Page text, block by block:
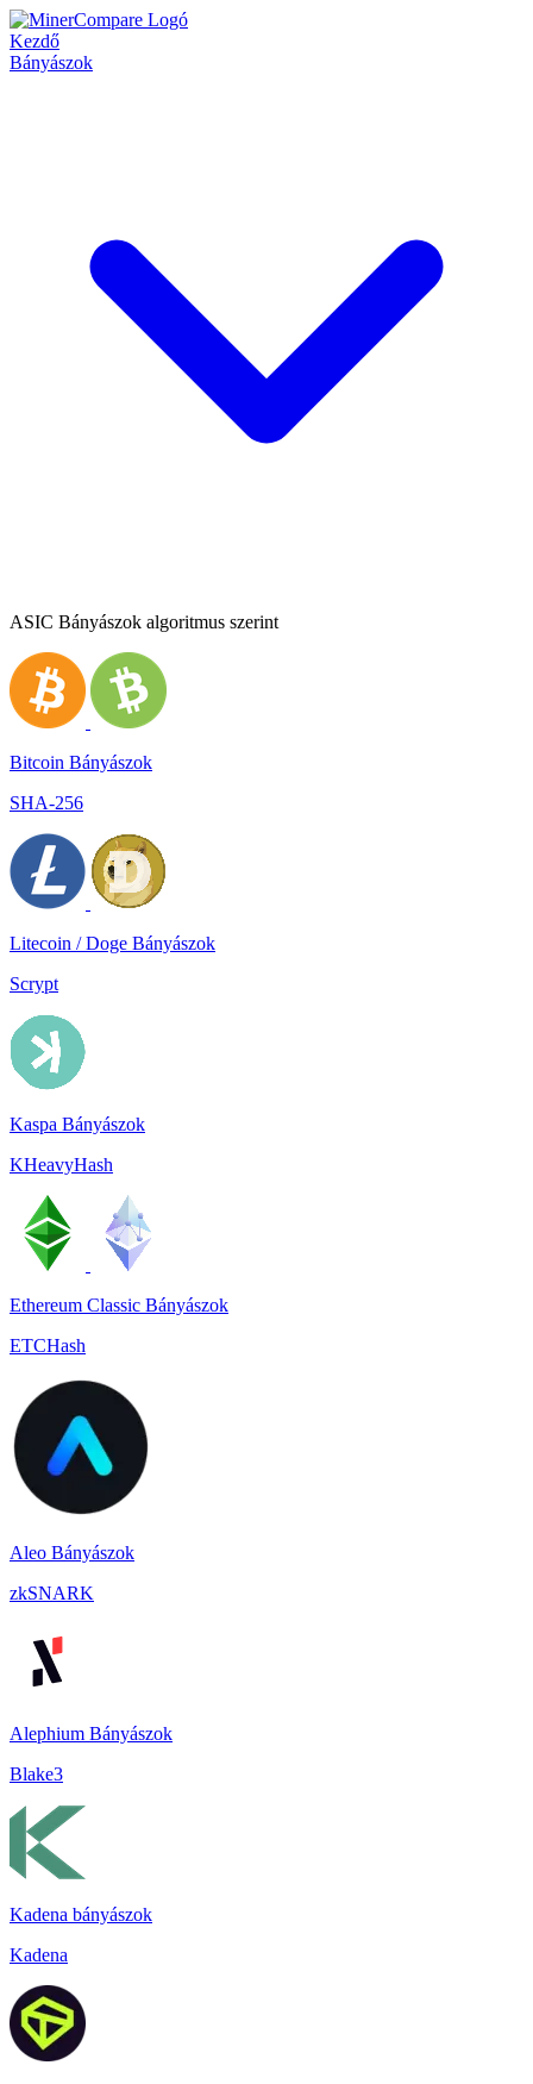
Kezdő
Bányászok
ASIC Bányászok algoritmus szerint
Bitcoin Bányászok
SHA-256
Litecoin / Doge Bányászok
Scrypt
Kaspa Bányászok
KHeavyHash
Ethereum Classic Bányászok
ETCHash
Aleo Bányászok
zkSNARK
Alephium Bányászok
Blake3
Kadena bányászok
Kadena